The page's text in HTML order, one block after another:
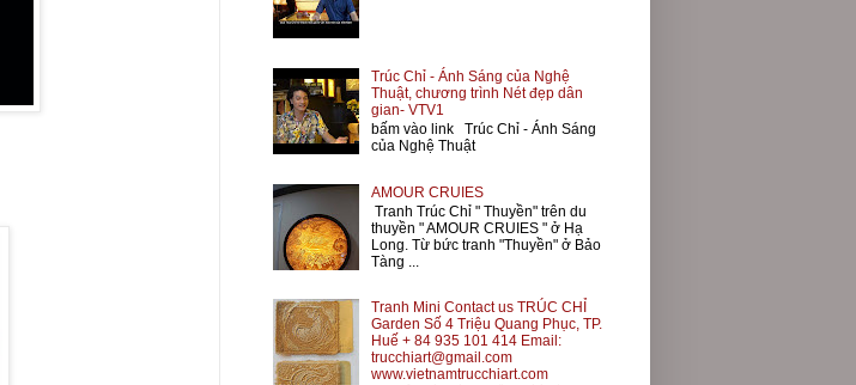
Trúc Chỉ - Ánh Sáng của Nghệ
Thuật, chương trình Nét đẹp dân
gian- VTV1
bấm vào link Trúc Chỉ - Ánh Sáng
của Nghệ Thuật
AMOUR CRUIES
Tranh Trúc Chỉ " Thuyền" trên du
thuyền " AMOUR CRUIES " ở Hạ
Long. Từ bức tranh "Thuyền" ở Bảo
Tàng ...
Tranh Mini Contact us TRÚC CHỈ
Garden Số 4 Triệu Quang Phục, TP.
Huế + 84 935 101 414 Email:
trucchiart@gmail.com
www.vietnamtrucchiart.com